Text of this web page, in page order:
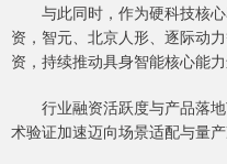
与此同时，作为硬科技核心
资，智元、北京人形、逐际动
资，持续推动具身智能核心能
行业融资活跃度与产品落地
术验证加速迈向场景适配与量产